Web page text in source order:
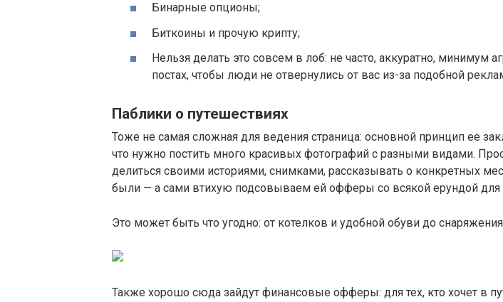
Бинарные опционы;
Биткоины и прочую крипту;
Нельзя делать это совсем в лоб: не часто, аккуратно, минимум
постах, чтобы люди не отвернулись от вас из-за подобной
Паблики о путешествиях
Тоже не самая сложная для ведения страница: основной принцип ее
что нужно постить много красивых фотографий с разными видами.
делиться своими историями, снимками, рассказывать о конкретных
были — а сами втихую подсовываем ей офферы со всякой ерундой для
Это может быть что угодно: от котелков и удобной обуви до
Также хорошо сюда зайдут финансовые офферы: для тех, кто хочет в